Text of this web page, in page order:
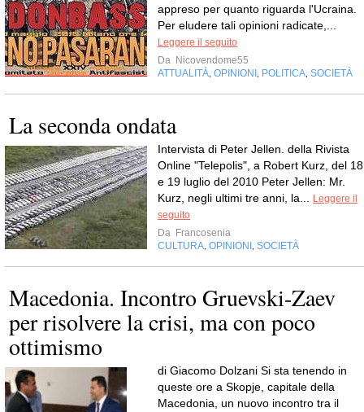
appreso per quanto riguarda l'Ucraina.
Per eludere tali opinioni radicate,...
Leggere il seguito
Da Nicovendome55
ATTUALITÀ OPINIONI POLITICA SOCIETÀ
La seconda ondata
Intervista di Peter Jellen. della Rivista
Online "Telepolis", a Robert Kurz, del 18
e 19 luglio del 2010 Peter Jellen: Mr.
Kurz, negli ultimi tre anni, la...
Leggere il
seguito
Da Francosenia
CULTURA OPINIONI SOCIETÀ
Macedonia. Incontro Gruevski-Zaev
per risolvere la crisi, ma con poco
ottimismo
di Giacomo Dolzani Si sta tenendo in
queste ore a Skopje, capitale della
Macedonia, un nuovo incontro tra il